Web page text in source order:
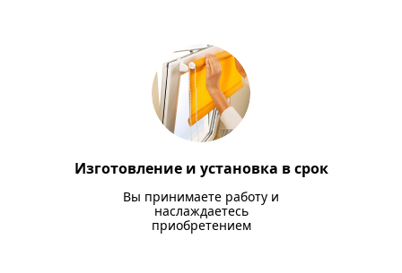
Изготовление и установка в срок
Вы принимаете работу и
наслаждаетесь
приобретением